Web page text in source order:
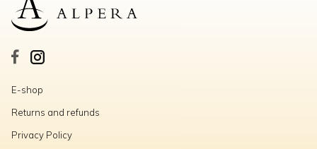
E-shop
Returns and refunds
Privacy Policy